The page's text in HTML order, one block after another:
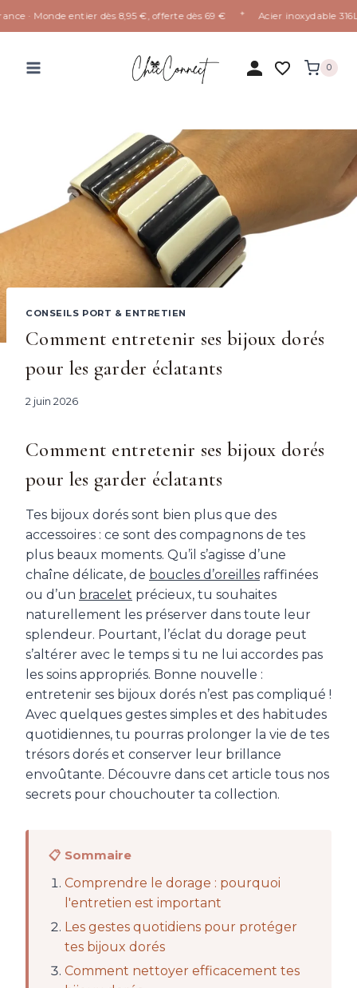
Monde entier dès 8,95 €, offerte dès 69 € ✦ Acier inoxydable 316L
0
CONSEILS PORT & ENTRETIEN
Comment entretenir ses bijoux dorés
pour les garder éclatants
2 juin 2026
Comment entretenir ses bijoux dorés
pour les garder éclatants
Tes bijoux dorés sont bien plus que des
accessoires : ce sont des compagnons de tes
plus beaux moments. Qu’il s’agisse d’une
chaîne délicate, de boucles d’oreilles raffinées
ou d’un bracelet précieux, tu souhaites
naturellement les préserver dans toute leur
splendeur. Pourtant, l’éclat du dorage peut
s’altérer avec le temps si tu ne lui accordes pas
les soins appropriés. Bonne nouvelle :
entretenir ses bijoux dorés n’est pas compliqué !
Avec quelques gestes simples et des habitudes
quotidiennes, tu pourras prolonger la vie de tes
trésors dorés et conserver leur brillance
envoûtante. Découvre dans cet article tous nos
secrets pour chouchouter ta collection.
📋 Sommaire
Comprendre le dorage : pourquoi
l'entretien est important
Les gestes quotidiens pour protéger
tes bijoux dorés
Comment nettoyer efficacement tes